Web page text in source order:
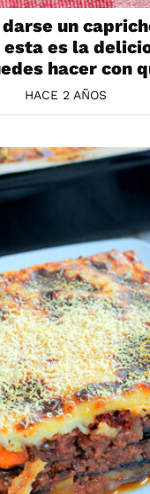
un
esta es la
hacer con
HACE 2 AÑOS